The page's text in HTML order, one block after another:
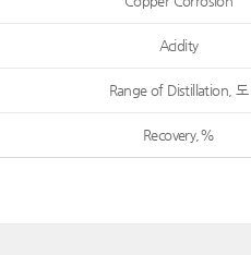
Acidity
Range of Distillation, 도
Recovery,%